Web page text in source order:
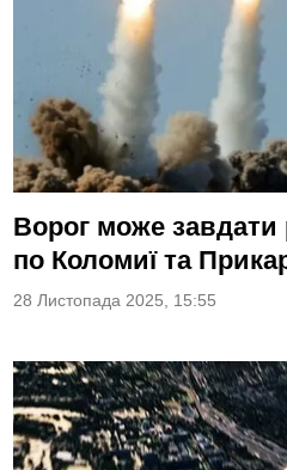
Ворог може завдати
по Коломиї та
28 Листопада 2025, 15:55